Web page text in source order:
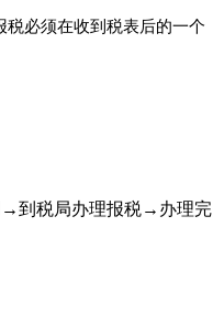
必须在收到税表后的一个
→到税局办理报税→ 办理完